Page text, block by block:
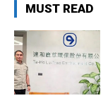
MUST READ